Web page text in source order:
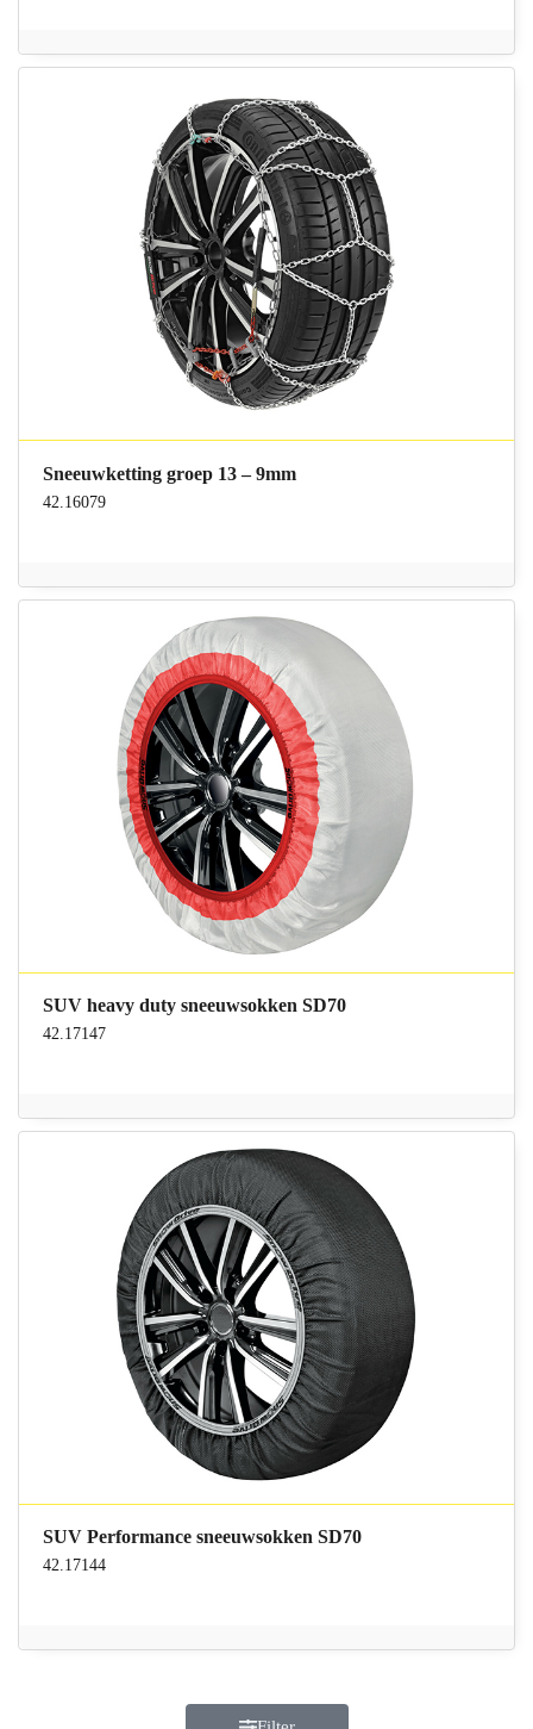
Sneeuwketting groep 13 – 9mm
42.16079
SUV heavy duty sneeuwsokken SD70
42.17147
SUV Performance sneeuwsokken SD70
42.17144